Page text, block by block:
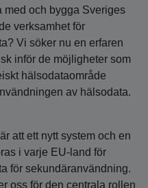
och bygga Sveriges
verksamhet för
Vi söker nu en erfaren
inför de möjligheter som
hälsodataområde
av hälsodata.
att ett nytt system och en
i varje EU-land för
för sekundäranvändning.
oss för den centrala rollen